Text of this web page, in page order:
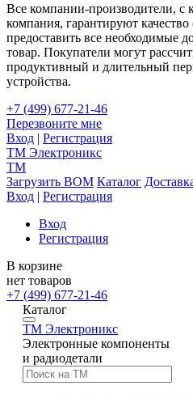
Все компании-производители, с
компания, гарантируют
предоставить все необходимые
товар. Покупатели могут
продуктивный и длительный
устройства.
+7 (499) 677-21-46
Перезвоните мне
Вход | Регистрация
TM Электроникс
TM
Загрузить BOM Каталог
Вход | Регистрация
Вход
Регистрация
В корзине
нет товаров
+7 (499) 677-21-46
Каталог
TM Электроникс
Электронные компоненты
и радиодетали